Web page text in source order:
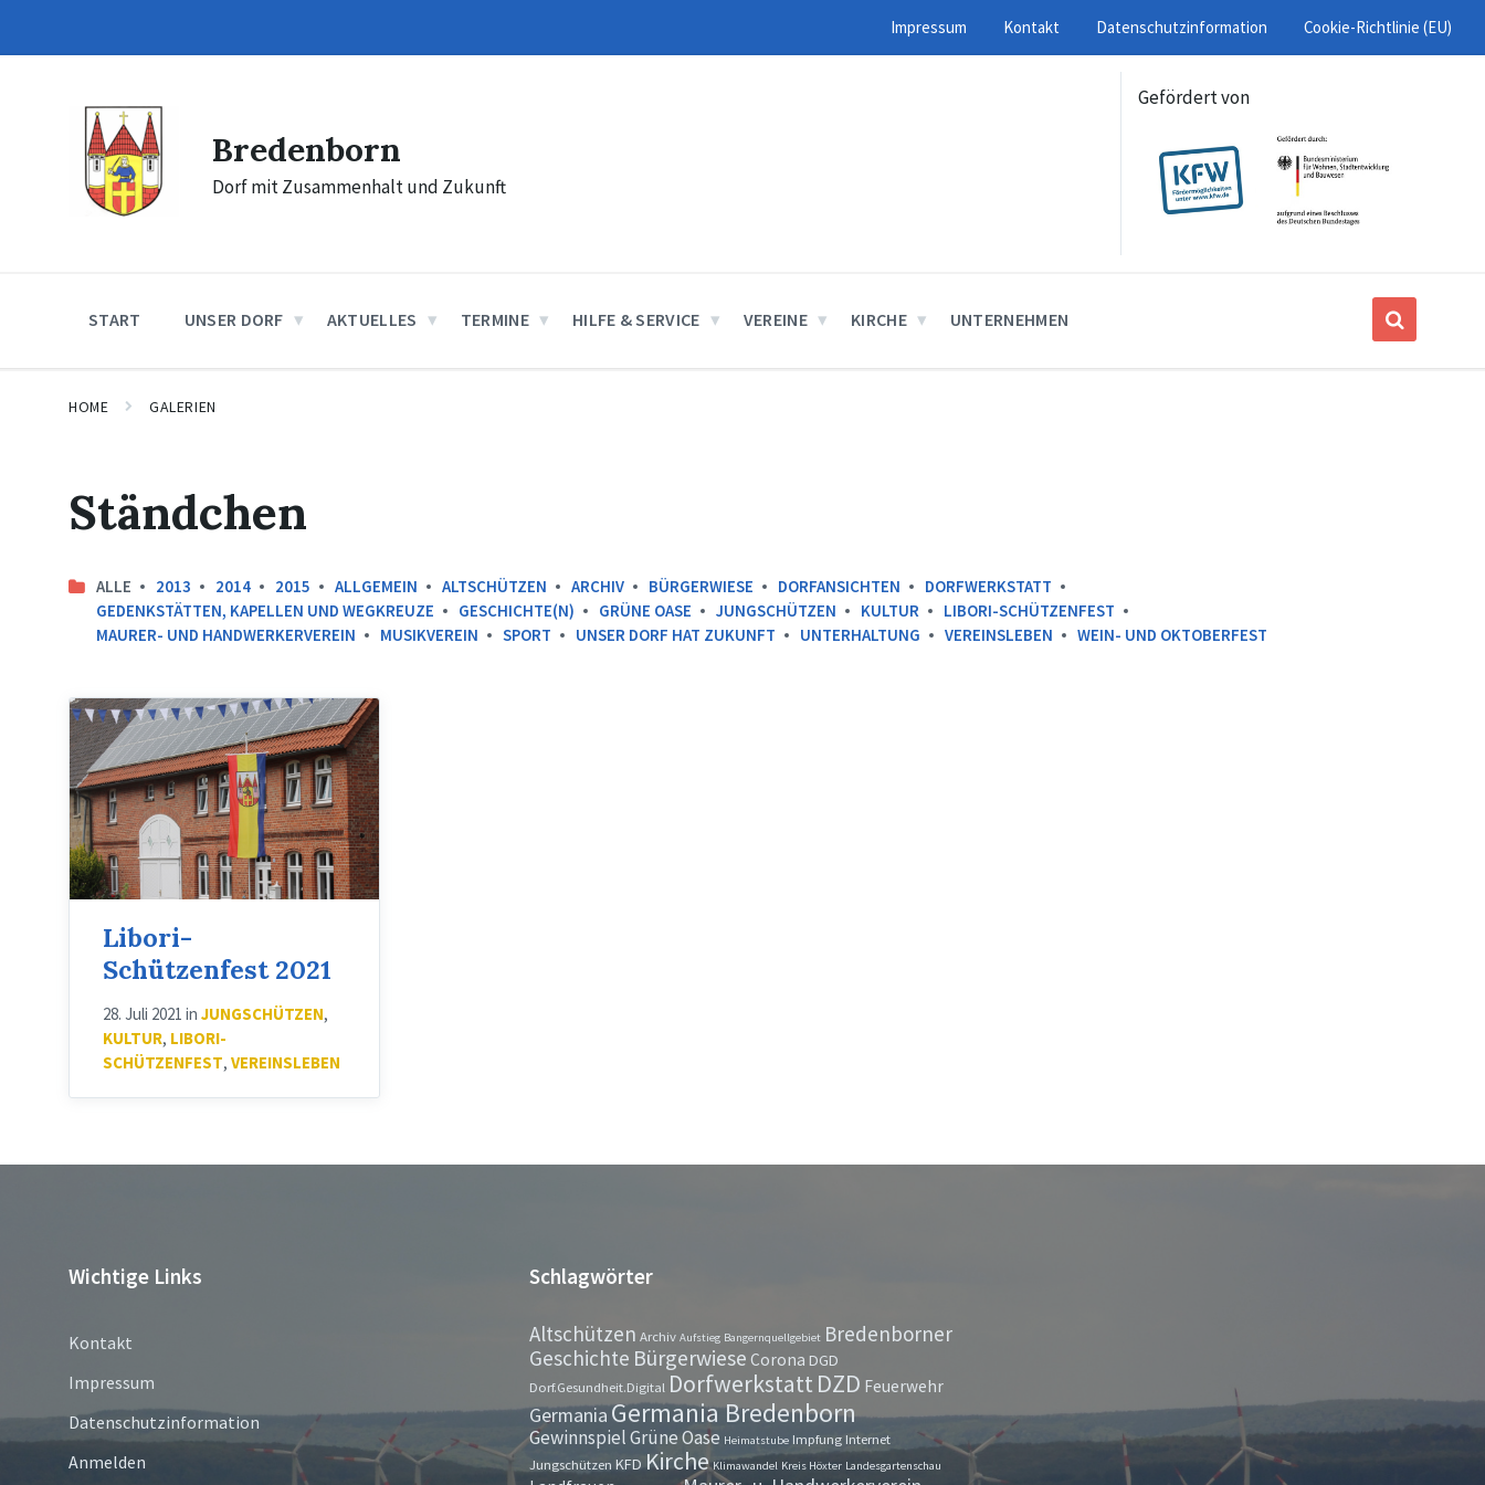
content
main
footer
Impressum Kontakt Datenschutzinformation Cookie-Richtlinie (EU)
Bredenborn
Dorf mit Zusammenhalt und Zukunft
Gefördert von
START UNSER DORF AKTUELLES TERMINE HILFE & SERVICE VEREINE KIRCHE UNTERNEHMEN
HOME GALERIEN
Ständchen
ALLE 2013 2014 2015 ALLGEMEIN ALTSCHÜTZEN ARCHIV BÜRGERWIESE DORFANSICHTEN
DORFWERKSTATT
GEDENKSTÄTTEN, KAPELLEN UND WEGKREUZE
GESCHICHTE(N) GRÜNE OASE JUNGSCHÜTZEN KULTUR
LIBORI-SCHÜTZENFEST
MAURER- UND HANDWERKERVEREIN
MUSIKVEREIN SPORT UNSER DORF HAT ZUKUNFT UNTERHALTUNG VEREINSLEBEN WEIN- UND OKTOBERFEST
Libori
2021
-
Fahne
Libori-
Schützenfest 2021
28. Juli 2021 in JUNGSCHÜTZEN,
KULTUR, LIBORI-
SCHÜTZENFEST, VEREINSLEBEN
Wichtige Links
Kontakt
Impressum
Datenschutzinformation
Anmelden
Schlagwörter
Altschützen Archiv Aufstieg Bangernquellgebiet Bredenborner
Geschichte Bürgerwiese Corona DGD
Dorf.Gesundheit.Digital Dorfwerkstatt DZD Feuerwehr
GermaniaGermania Bredenborn
GewinnspielGrüne Oase Heimatstube Impfung Internet
Jungschützen KFD Kirche Klimawandel Kreis Höxter Landesgartenschau